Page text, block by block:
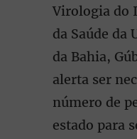
Virologia do
da Saúde da
da Bahia,
alerta ser
número de
estado para